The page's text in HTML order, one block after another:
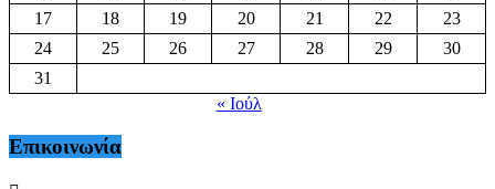
17
18 19 20 21 22
23
24
25 26 27 28 29
30
31
« Ιούλ
Επικοινωνία